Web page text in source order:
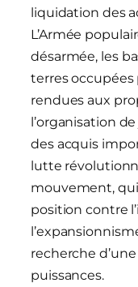
liquidation des
L’Armée
désarmée, les
terres occupées
rendues aux
l’organisation
des acquis
lutte
mouvement,
position contre
recherche
puissances.